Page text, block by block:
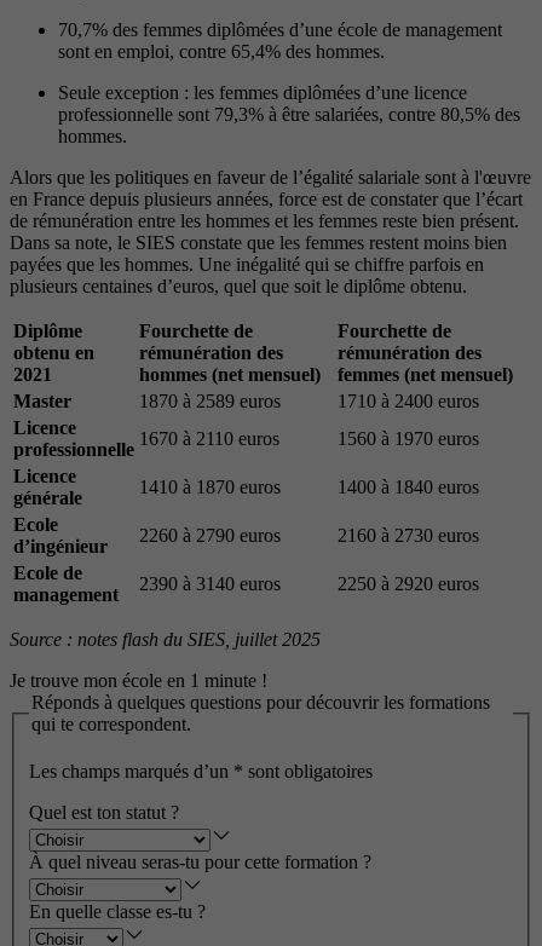
70,7% des femmes diplômées d’une école de management
sont en emploi, contre 65,4% des hommes.
Seule exception : les femmes diplômées d’une licence
professionnelle sont 79,3% à être salariées, contre 80,5% des
hommes.
Alors que les politiques en faveur de l’égalité salariale sont à l'œuvre
en France depuis plusieurs années, force est de constater que l’écart
de rémunération entre les hommes et les femmes reste bien présent.
Dans sa note, le SIES constate que les femmes restent moins bien
payées que les hommes. Une inégalité qui se chiffre parfois en
plusieurs centaines d’euros, quel que soit le diplôme obtenu.
Diplôme
obtenu en
2021
Fourchette de
rémunération des
hommes (net mensuel)
Fourchette de
rémunération des
femmes (net mensuel)
Master
1870 à 2589 euros
1710 à 2400 euros
Licence
professionnelle
1670 à 2110 euros
1560 à 1970 euros
Licence
générale
1410 à 1870 euros
1400 à 1840 euros
Ecole
d’ingénieur
2260 à 2790 euros
2160 à 2730 euros
Ecole de
management
2390 à 3140 euros 2250 à 2920 euros
Source : notes flash du SIES, juillet 2025
Je trouve mon école en 1 minute !
Réponds à quelques questions pour découvrir les formations
qui te correspondent.
Les champs marqués d’un * sont obligatoires
Quel est ton statut ?
À quel niveau seras-tu pour cette formation ?
En quelle classe es-tu ?